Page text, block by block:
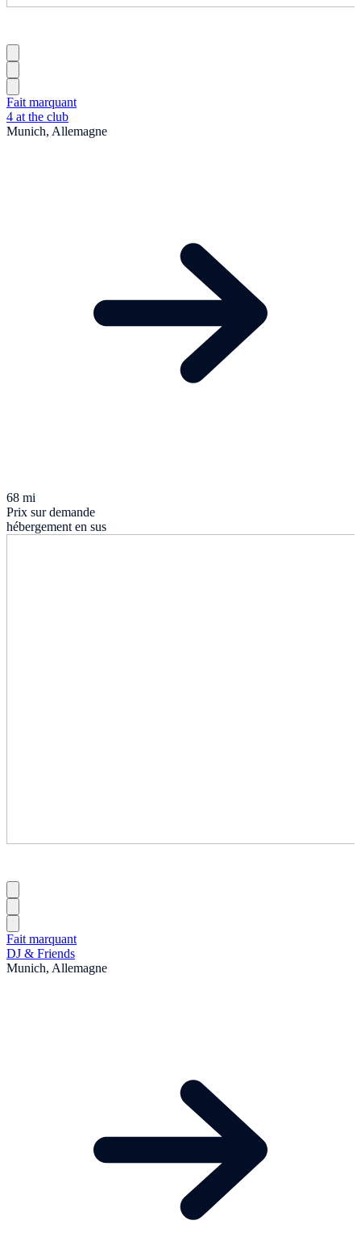
Fait marquant
4 at the club
Munich, Allemagne
68 mi
Prix sur demande
hébergement en sus
Fait marquant
DJ & Friends
Munich, Allemagne